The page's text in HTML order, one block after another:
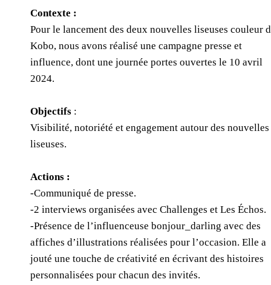
Contexte :
Pour le lancement des deux nouvelles liseuses couleur
Kobo, nous avons réalisé une campagne presse et
influence, dont une journée portes ouvertes le 10 avril
2024.
Objectifs :
Visibilité, notoriété et engagement autour des nouvelles
liseuses.
Actions :
-Communiqué de presse.
-2 interviews organisées avec Challenges et Les Échos.
-Présence de l’influenceuse bonjour_darling avec des
affiches d’illustrations réalisées pour l’occasion. Elle a
jouté une touche de créativité en écrivant des histoires
personnalisées pour chacun des invités.